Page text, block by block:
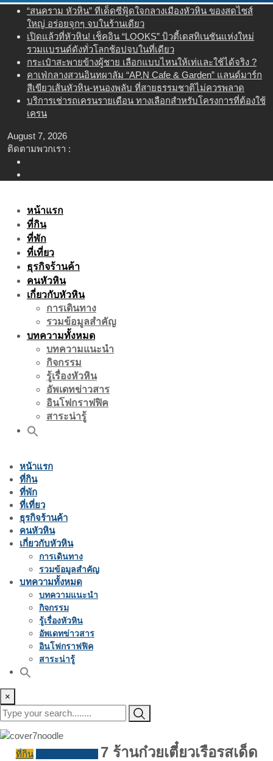
content
“สนคราม หัวหิน” ทีเด็ดซีฟู้ดใจกลางเมืองหัวหิน ของสดไซส์
ใหญ่ อร่อยจุกๆ จบในร้านเดียว
เปิดแล้วที่หัวหิน! เช็คอิน “LOOKS” บิวตี้เดสทิเนชันแห่งใหม่
รวมแบรนด์ดังทั่วโลกช้อปจบในที่เดียว
กระเป๋าสะพายข้างผู้ชาย เลือกแบบไหนให้เท่และใช้ได้จริง ?
คาเฟ่กลางสวนอินทผาลัม “AP.N Cafe & Garden” แลนด์มาร์ก
สีเขียวเส้นหัวหิน-หนองพลับ ที่สายธรรมชาติไม่ควรพลาด
บริการเช่ารถเครนรายเดือน ทางเลือกสำหรับโครงการที่ต้องใช้
เครน
August 7, 2026
ติดตามพวกเรา :
หน้าแรก
ที่กิน
ที่พัก
ที่เที่ยว
ธุรกิจร้านค้า
คนหัวหิน
เกี่ยวกับหัวหิน
การเดินทาง
รวมข้อมูลสำคัญ
บทความทั้งหมด
บทความแนะนำ
กิจกรรม
รู้เรื่องหัวหิน
อัพเดทข่าวสาร
อินโฟกราฟฟิค
สาระน่ารู้
หน้าแรก
ที่กิน
ที่พัก
ที่เที่ยว
ธุรกิจร้านค้า
คนหัวหิน
เกี่ยวกับหัวหิน
การเดินทาง
รวมข้อมูลสำคัญ
บทความทั้งหมด
บทความแนะนำ
กิจกรรม
รู้เรื่องหัวหิน
อัพเดทข่าวสาร
อินโฟกราฟฟิค
สาระน่ารู้
×
ที่กิน
7 ร้านก๋วยเตี๋ยวเรือรสเด็ด